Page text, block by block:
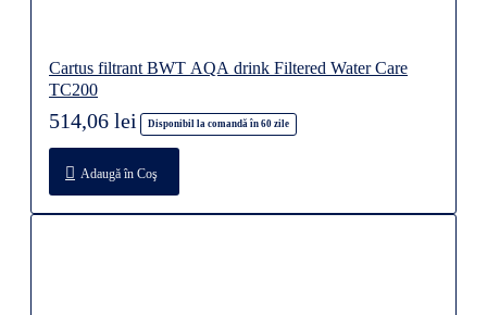
Cartus filtrant BWT AQA drink Filtered Water Care
TC200
Disponibil la comandă în 60 zile
514,06 lei
Adaugă în Coş